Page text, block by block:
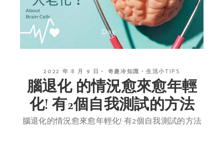
2022 年 8 月 9 日 奇趣冷知識 生活小TIPS
腦退化 的情況愈來愈年輕
化! 有2個自我測試的方法
腦退化的情況愈來愈年輕化! 有2個自我測試的方法